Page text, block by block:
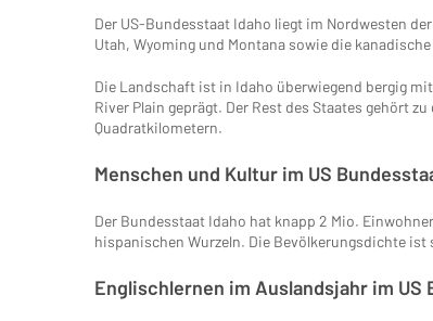
Der US-Bundesstaat Idaho liegt im Nordwesten
Utah, Wyoming und Montana sowie die
Die Landschaft ist in Idaho überwiegend bergig
River Plain geprägt. Der Rest des Staates gehört
Quadratkilometern.
Menschen und Kultur im US
Der Bundesstaat Idaho hat knapp 2 Mio.
hispanischen Wurzeln. Die Bevölkerungsdichte
Englischlernen im Auslandsjahr im US